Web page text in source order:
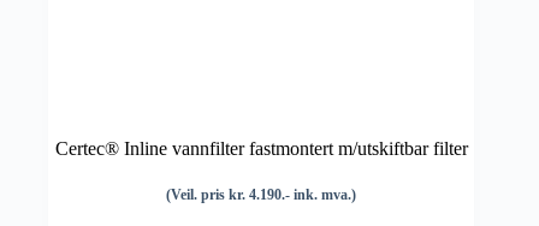
Certec® Inline vannfilter fastmontert m/utskiftbar filter
(Veil. pris kr. 4.190.- ink. mva.)